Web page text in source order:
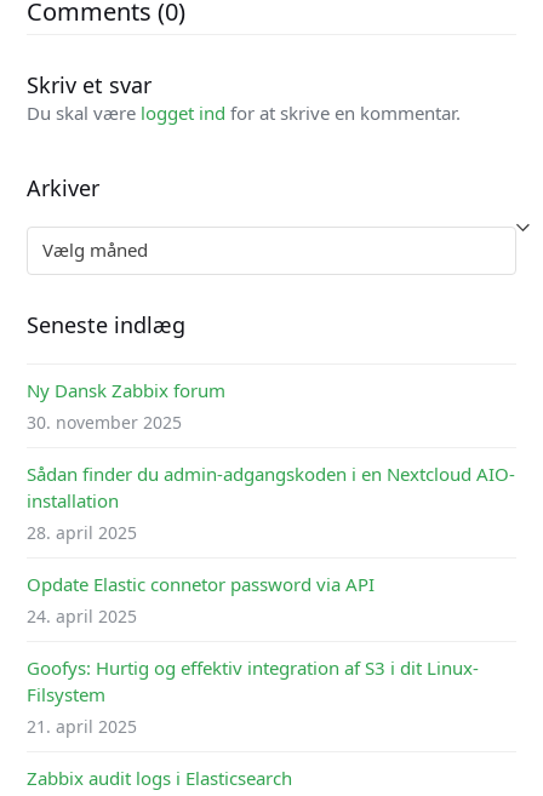
Comments (0)
Skriv et svar
Du skal være logget ind for at skrive en kommentar.
Arkiver
Arkiver
Seneste indlæg
Ny Dansk Zabbix forum
30. november 2025
Sådan finder du admin-adgangskoden i en Nextcloud AIO-
installation
28. april 2025
Opdate Elastic connetor password via API
24. april 2025
Goofys: Hurtig og effektiv integration af S3 i dit Linux-
Filsystem
21. april 2025
Zabbix audit logs i Elasticsearch